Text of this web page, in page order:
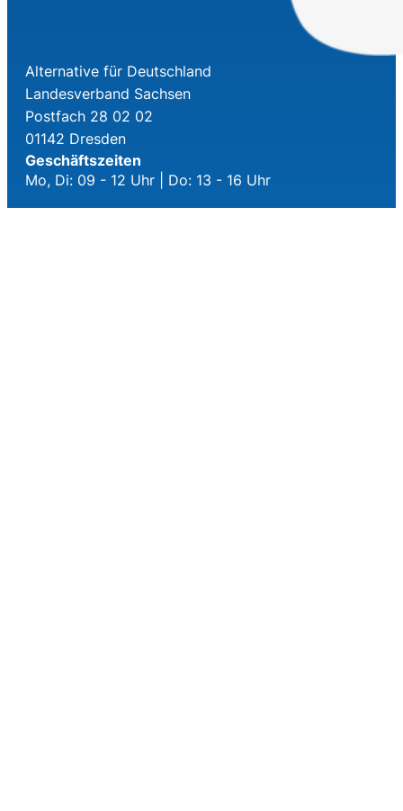
Alternative für Deutschland
Landesverband Sachsen
Postfach 28 02 02
01142 Dresden
Geschäftszeiten
Mo, Di: 09 - 12 Uhr | Do: 13 - 16 Uhr